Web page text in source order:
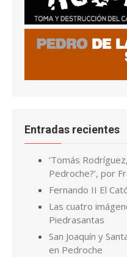
Entradas recientes
‘Tomás
Pedroche?’, por
Fernando II El
Las cuatro
Piedrasantas
San Joaquín y
en Pedroche